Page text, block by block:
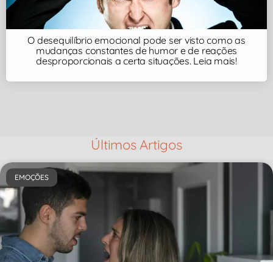
O desequilíbrio emocional pode ser visto como as
mudanças constantes de humor e de reações
desproporcionais a certa situações. Leia mais!
Últimos Artigos
EMOÇÕES